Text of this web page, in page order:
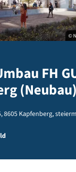
©
FH
(Neubau)
8605 Kapfenberg,